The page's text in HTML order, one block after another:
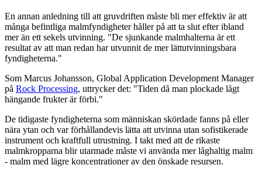
En annan anledning till att gruvdriften måste bli mer effektiv är att
många befintliga malmfyndigheter håller på att ta slut efter ibland
mer än ett sekels utvinning. "De sjunkande malmhalterna är ett
resultat av att man redan har utvunnit de mer lättutvinningsbara
fyndigheterna."
Som Marcus Johansson, Global Application Development Manager
på Rock Processing, uttrycker det: "Tiden då man plockade lågt
hängande frukter är förbi."
De tidigaste fyndigheterna som människan skördade fanns på eller
nära ytan och var förhållandevis lätta att utvinna utan sofistikerade
instrument och kraftfull utrustning. I takt med att de rikaste
malmkropparna blir utarmade måste vi använda mer låghaltig malm
- malm med lägre koncentrationer av den önskade resursen.